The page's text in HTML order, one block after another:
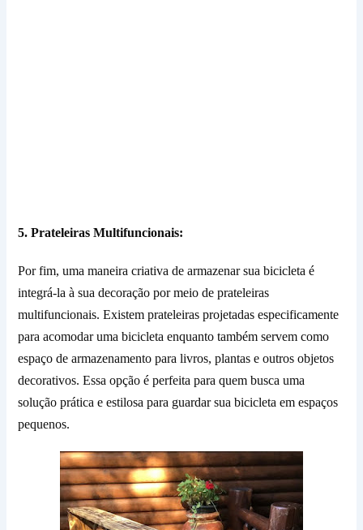
5. Prateleiras Multifuncionais:
Por fim, uma maneira criativa de armazenar sua bicicleta é
integrá-la à sua decoração por meio de prateleiras
multifuncionais. Existem prateleiras projetadas especificamente
para acomodar uma bicicleta enquanto também servem como
espaço de armazenamento para livros, plantas e outros objetos
decorativos. Essa opção é perfeita para quem busca uma
solução prática e estilosa para guardar sua bicicleta em espaços
pequenos.